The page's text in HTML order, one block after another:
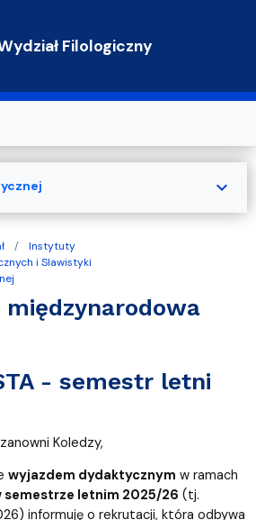
Filologiczny
Instytuty
i Slawistyki
międzynarodowa
- semestr letni
Koledzy,
wyjazdem dydaktycznym w ramach
semestrze letnim 2025/26 (tj.
informuję o rekrutacji, która odbywa
expand_more